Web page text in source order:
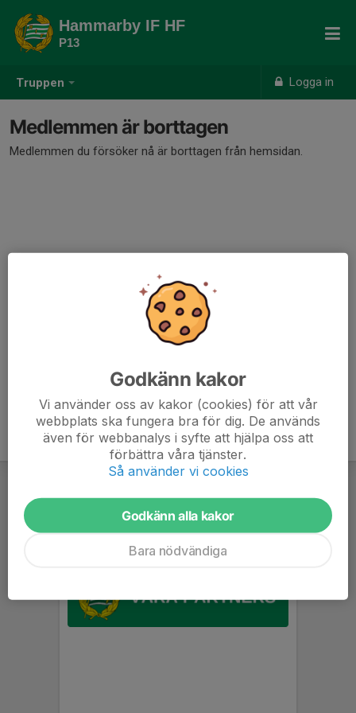
Truppen Logga in
Hammarby IF HF
P13
Medlemmen är borttagen
Medlemmen du försöker nå är borttagen från hemsidan.
Godkänn kakor
Vi använder oss av kakor (cookies) för att vår
webbplats ska fungera bra för dig. De används
även för webbanalys i syfte att hjälpa oss att
förbättra våra tjänster.
Så använder vi cookies
Godkänn alla kakor
Bara nödvändiga